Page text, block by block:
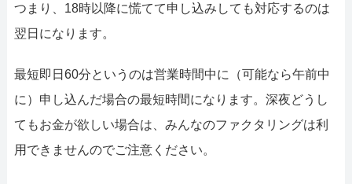
つまり、18時以降に慌てて申し込みしても対応するのは
翌日になります。
最短即日60分というのは営業時間中に（可能なら午前中
に）申し込んだ場合の最短時間になります。深夜どうし
てもお金が欲しい場合は、みんなのファクタリングは利
用できませんのでご注意ください。